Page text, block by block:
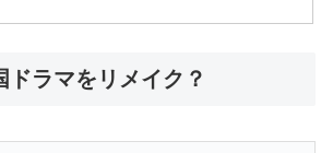
ドラマをリメイク？